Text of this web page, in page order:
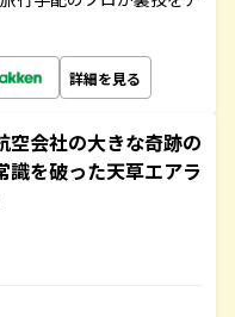
詳細を見る
空会社の大きな奇跡の
を破った天草エアラ